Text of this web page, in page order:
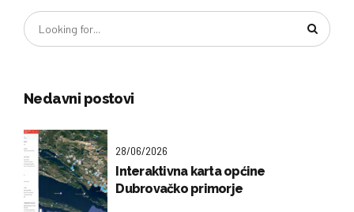
Nedavni postovi
28/06/2026
Interaktivna karta općine
Dubrovačko primorje